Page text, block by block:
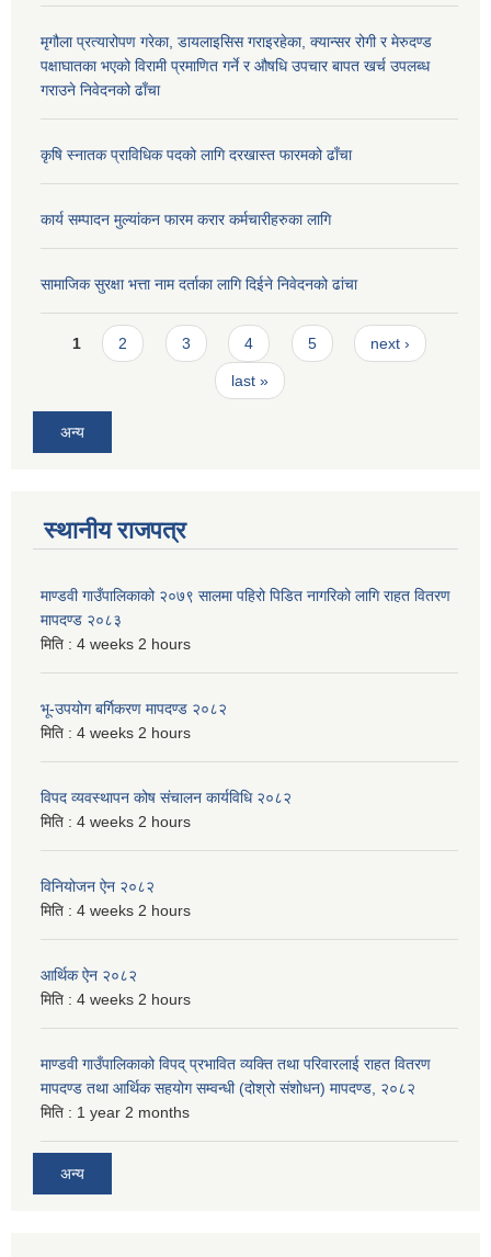
मृगौला प्रत्यारोपण गरेका, डायलाइसिस गराइरहेका, क्यान्सर रोगी र मेरुदण्ड
पक्षाघातका भएको विरामी प्रमाणित गर्ने र औषधि उपचार बापत खर्च उपलब्ध
गराउने निवेदनको ढाँचा
कृषि स्नातक प्राविधिक पदको लागि दरखास्त फारमको ढाँचा
कार्य सम्पादन मुल्यांकन फारम करार कर्मचारीहरुका लागि
सामाजिक सुरक्षा भत्ता नाम दर्ताका लागि दिईने निवेदनको ढांचा
Pages
1 2 3 4 5 next ›
last »
अन्य
स्थानीय राजपत्र
माण्डवी गाउँपालिकाको २०७९ सालमा पहिरो पिडित नागरिको लागि राहत वितरण
मापदण्ड २०८३
मिति : 4 weeks 2 hours
भू-उपयोग बर्गिकरण मापदण्ड २०८२
मिति : 4 weeks 2 hours
विपद व्यवस्थापन कोष संचालन कार्यविधि २०८२
मिति : 4 weeks 2 hours
विनियोजन ऐन २०८२
मिति : 4 weeks 2 hours
आर्थिक ऐन २०८२
मिति : 4 weeks 2 hours
माण्डवी गाउँपालिकाको विपद् प्रभावित व्यक्ति तथा परिवारलाई राहत वितरण
मापदण्ड तथा आर्थिक सहयोग सम्वन्धी (दोश्रो संशोधन) मापदण्ड, २०८२
मिति : 1 year 2 months
अन्य